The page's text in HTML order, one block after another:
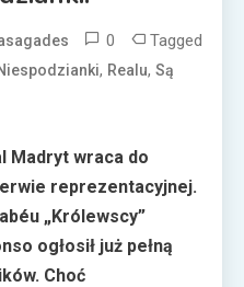
0 Tagged
, Realu, Są
Madryt wraca do
reprezentacyjnej.
„Królewscy”
ogłosił już pełną
Choć